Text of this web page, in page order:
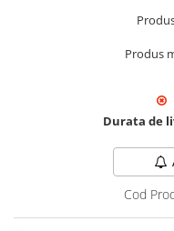
Produs
Durata de
Cod